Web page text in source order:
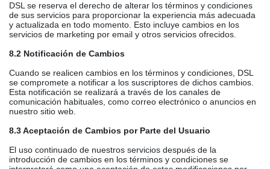
DSL se reserva el derecho de alterar los términos y condiciones
de sus servicios para proporcionar la experiencia más adecuada
y actualizada en todo momento. Esto incluye cambios en los
servicios de marketing por email y otros servicios ofrecidos.
8.2 Notificación de Cambios
Cuando se realicen cambios en los términos y condiciones, DSL
se compromete a notificar a los suscriptores de dichos cambios.
Esta notificación se realizará a través de los canales de
comunicación habituales, como correo electrónico o anuncios en
nuestro sitio web.
8.3 Aceptación de Cambios por Parte del Usuario
El uso continuado de nuestros servicios después de la
introducción de cambios en los términos y condiciones se